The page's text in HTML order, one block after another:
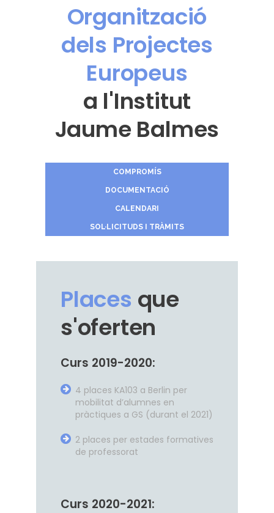
Organització
dels Projectes
Europeus
a l'Institut
Jaume Balmes
COMPROMÍS
DOCUMENTACIÓ
CALENDARI
SOL·LICITUDS I TRÀMITS
Places que
s'oferten
Curs 2019-2020:
4 places KA103 a Berlin per
mobilitat d’alumnes en
pràctiques a GS (durant el 2021)
2 places per estades formatives
de professorat
Curs 2020-2021: